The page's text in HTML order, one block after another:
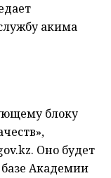
акима
блоку
Оно будет
базе Академии